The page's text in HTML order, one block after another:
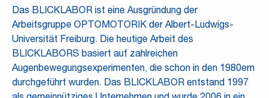
Das BLICKLABOR ist eine Ausgründung der
Arbeitsgruppe OPTOMOTORIK der Albert-Ludwigs-
Universität Freiburg. Die heutige Arbeit des
BLICKLABORS basiert auf zahlreichen
Augenbewegungsexperimenten, die schon in den 1980ern
durchgeführt wurden. Das BLICKLABOR entstand 1997